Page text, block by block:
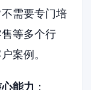
需要专门培
等多个行
案例。
能力 ：